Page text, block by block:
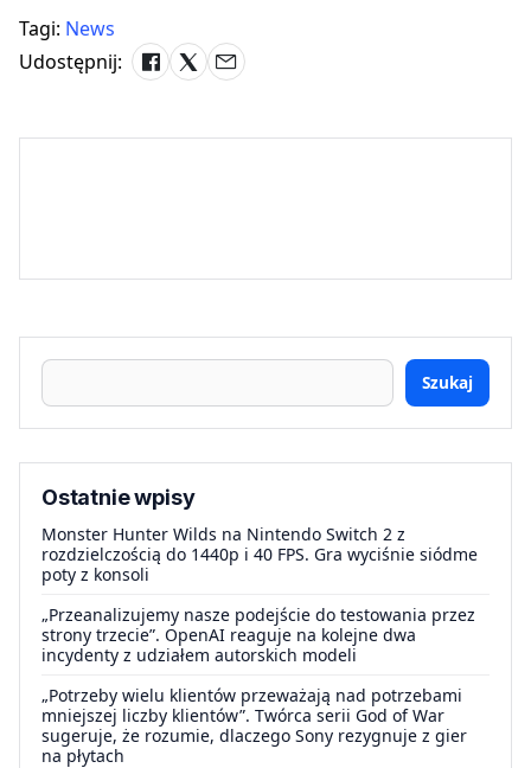
Tagi: News
Udostępnij:
Szukaj
Ostatnie wpisy
Monster Hunter Wilds na Nintendo Switch 2 z
rozdzielczością do 1440p i 40 FPS. Gra wyciśnie siódme
poty z konsoli
„Przeanalizujemy nasze podejście do testowania przez
strony trzecie”. OpenAI reaguje na kolejne dwa
incydenty z udziałem autorskich modeli
„Potrzeby wielu klientów przeważają nad potrzebami
mniejszej liczby klientów”. Twórca serii God of War
sugeruje, że rozumie, dlaczego Sony rezygnuje z gier
na płytach